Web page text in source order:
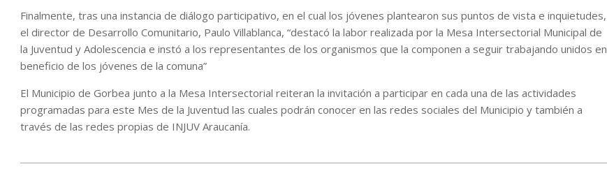
Finalmente, tras una instancia de diálogo participativo, en el cual los jóvenes plantearon sus puntos de vista e inquietudes,
el director de Desarrollo Comunitario, Paulo Villablanca, “destacó la labor realizada por la Mesa Intersectorial Municipal de
la Juventud y Adolescencia e instó a los representantes de los organismos que la componen a seguir trabajando unidos en
beneficio de los jóvenes de la comuna”
El Municipio de Gorbea junto a la Mesa Intersectorial reiteran la invitación a participar en cada una de las actividades
programadas para este Mes de la Juventud las cuales podrán conocer en las redes sociales del Municipio y también a
través de las redes propias de INJUV Araucanía.